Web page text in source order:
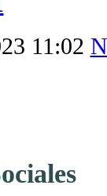
11:02